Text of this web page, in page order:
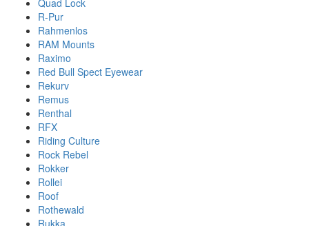
Quad Lock
R-Pur
Rahmenlos
RAM Mounts
Raximo
Red Bull Spect Eyewear
Rekurv
Remus
Renthal
RFX
Riding Culture
Rock Rebel
Rokker
Rollei
Roof
Rothewald
Rukka